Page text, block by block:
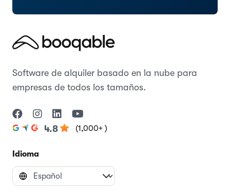
Software de alquiler basado en la nube para
empresas de todos los tamaños.
4.8 (1,000+ )
Idioma